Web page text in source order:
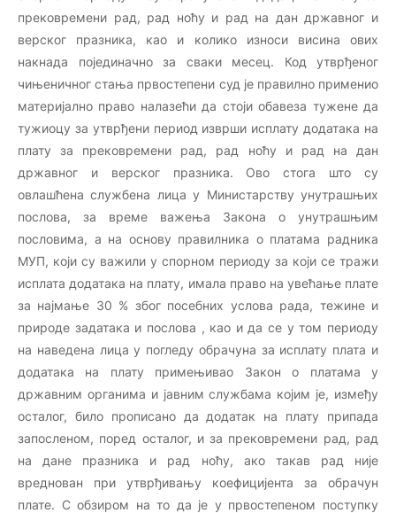
прековремени рад, рад ноћу и рад на дан државног и
верског празника, као и колико износи висина ових
накнада појединачно за сваки месец. Код утврђеног
чињеничног стања првостепени суд је правилно применио
материјално право налазећи да стоји обавеза тужене да
тужиоцу за утврђени период изврши исплату додатака на
плату за прековремени рад, рад ноћу и рад на дан
државног и верског празника. Ово стога што су
овлашћена службена лица у Министарству унутрашњих
послова, за време важења Закона о унутрашњим
пословима, а на основу правилника о платама радника
МУП, који су важили у спорном периоду за који се тражи
исплата додатака на плату, имала право на увећање плате
за најмање 30 % због посебних услова рада, тежине и
природе задатака и послова , као и да се у том периоду
на наведена лица у погледу обрачуна за исплату плата и
додатака на плату примењивао Закон о платама у
државним органима и јавним службама којим је, између
осталог, било прописано да додатак на плату припада
запосленом, поред осталог, и за прековремени рад, рад
на дане празника и рад ноћу, ако такав рад није
вреднован при утврђивању коефицијента за обрачун
плате. С обзиром на то да је у првостепеном поступку